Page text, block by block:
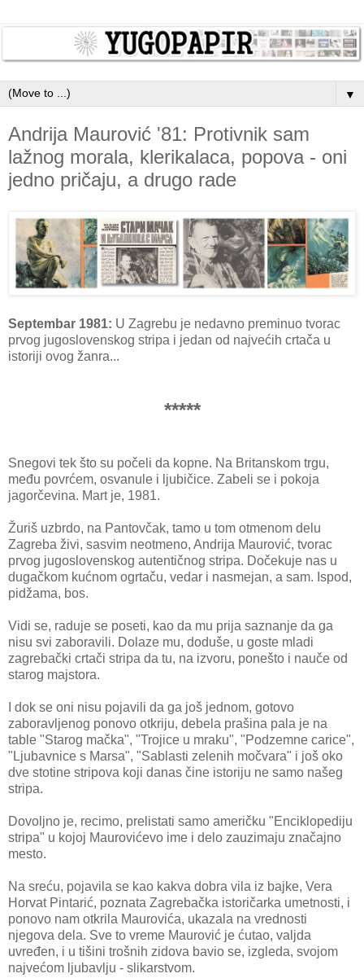
▼
Andrija Maurović '81: Protivnik sam
lažnog morala, klerikalaca, popova - oni
jedno pričaju, a drugo rade
Septembar 1981: U Zagrebu je nedavno preminuo tvorac
prvog jugoslovenskog stripa i jedan od najvećih crtača u
istoriji ovog žanra...
*****
Snegovi tek što su počeli da kopne. Na Britanskom trgu,
među povrćem, osvanule i ljubičice. Zabeli se i pokoja
jagorčevina. Mart je, 1981.
Žuriš uzbrdo, na Pantovčak, tamo u tom otmenom delu
Zagreba živi, sasvim neotmeno, Andrija Maurović, tvorac
prvog jugoslovenskog autentičnog stripa. Dočekuje nas u
dugačkom kućnom ogrtaču, vedar i nasmejan, a sam. Ispod,
pidžama, bos.
Vidi se, raduje se poseti, kao da mu prija saznanje da ga
nisu svi zaboravili. Dolaze mu, doduše, u goste mladi
zagrebački crtači stripa da tu, na izvoru, ponešto i nauče od
starog majstora.
I dok se oni nisu pojavili da ga još jednom, gotovo
zaboravljenog ponovo otkriju, debela prašina pala je na
table "Starog mačka", "Trojice u mraku", "Podzemne carice",
"Ljubavnice s Marsa", "Sablasti zelenih močvara" i još oko
dve stotine stripova koji danas čine istoriju ne samo našeg
stripa.
Dovoljno je, recimo, prelistati samo američku "Enciklopediju
stripa" u kojoj Maurovićevo ime i delo zauzimaju značajno
mesto.
Na sreću, pojavila se kao kakva dobra vila iz bajke, Vera
Horvat Pintarić, poznata Zagrebačka istoričarka umetnosti, i
ponovo nam otkrila Maurovića, ukazala na vrednosti
njegova dela. Sve to vreme Maurović je ćutao, valjda
uvređen, i u tišini trošnih zidova bavio se, izgleda, svojom
najvećom ljubavlju - slikarstvom.